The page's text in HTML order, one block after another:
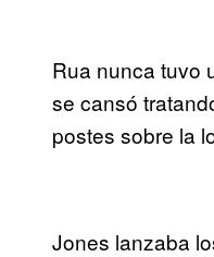
Rua nunca tuvo
se cansó
postes sobre la
Jones lanzaba